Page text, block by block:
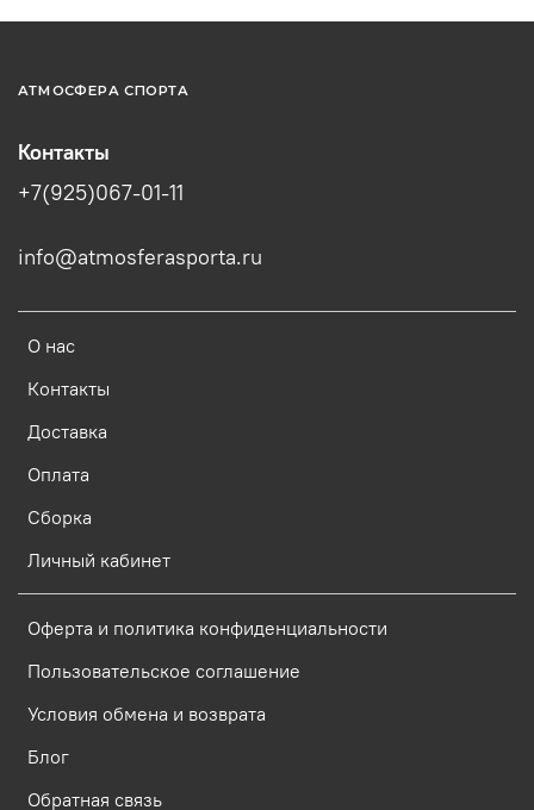
АТМОСФЕРА СПОРТА
О нас
Контакты
Доставка
Оплата
Сборка
Личный кабинет
Оферта и политика конфиденциальности
Пользовательское соглашение
Условия обмена и возврата
Блог
Обратная связь
Контакты
+7(925)067-01-11
info@atmosferasporta.ru